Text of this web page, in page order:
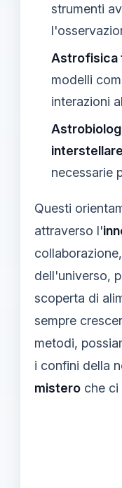
strumenti
Astrofisica
modelli
interazioni
interstellare
necessarie
Questi
attraverso l'
dell'universo,
scoperta di
sempre
metodi,
i confini della
mistero che ci